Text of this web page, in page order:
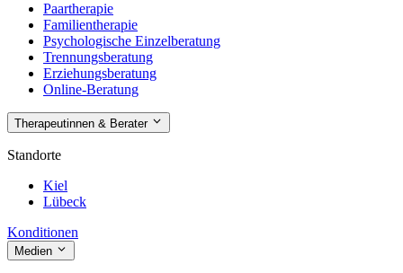
Paartherapie
Familientherapie
Psychologische Einzelberatung
Trennungsberatung
Erziehungsberatung
Online-Beratung
Therapeutinnen & Berater
Standorte
Kiel
Lübeck
Konditionen
Medien